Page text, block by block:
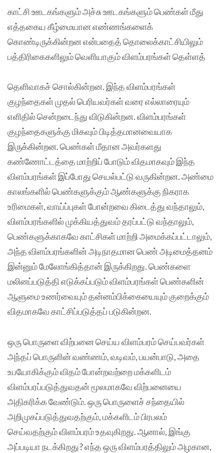
காட்சி ஊடகங்களும் அச்சு ஊடகங்களும் பெண்கள் மீது
எத்தகைய கீழ்மையான எண்ணங்களைக்
கொண்டிருக்கின்றன என்பதைத் தொலைக்காட்சியிலும்
பத்திரிகைகளிலும் வெளியாகும் விளம்பரங்கள் தெள்ளத்
தெளிவாகச் சொல்கின்றன. இந்த விளம்பரங்கள்
குழந்தைகள் முதல் பெரியவர்கள் வரை எல்லாரையும்
எளிதில் சென்றடைந்து விடுகின்றன. விளம்பரங்கள்
குழந்தைகளுக்கு மிகவும் பிடித்தமானவையாக
இருக்கின்றன. பெண்கள் மீதான அவர்களது
கண்ணோட்டத்தை மாற்றிப் போடும் விதமாகவும் இந்த
விளம்பரங்கள் இப்போது செயல்பட்டு வருகின்றன. அண்மை
காலங்களில் பெண்களுக்கும் ஆண்களுக்கு நிகராக
உரிமைகள், வாய்ப்புகள் போன்றவை கிடைத்து வந்தாலும்,
விளம்பரங்களில் முக்கியத்துவம் தரப்பட்டு வந்தாலும்,
பெண்களுக்காகவே காட்சிகள் மாற்றி அமைக்கப்பட்டாலும்,
அந்த விளம்பரங்களின் அடிநாதமான பெண் அடிமைத்தனம்
இன்னும் மேலோங்கித்தான் இருக்கிறது. பெண்களை
மலினப்படுத்தி எடுக்கப்படும் விளம்பரங்கள் பெண்களின்
ஆளுமை உணர்வையும் தன்னம்பிக்கையையும் குறைக்கும்
விதமாகவே காட்சிப்படுத்தப் படுகின்றன.
ஒரு பொருளை விற்பனை செய்ய விளம்பரம் செய்பவர்கள்
அந்தப் பொருளின் வண்ணம், வடிவம், பயன்பாடு, அதை
உபயோகிக்கும் விதம் போன்றவற்றை மக்களிடம்
விளம்பரப்படுத்துவதன் மூலமாகவே விற்பனையை
அதிகரிக்க வேண்டும். ஒரு பொருளைச் சந்தையில்
அறிமுகப்படுத்துவதற்கும், மக்களிடம் பிரபலம்
செய்வதற்கும் விளம்பரம் உதவுகிறது. ஆனால், இங்கு
அப்படியா நடக்கிறது? எந்த ஒரு விளம்பரத்திலும் அழகான,